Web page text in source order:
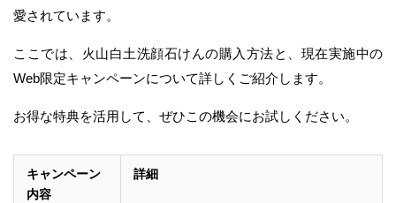
愛されています。
ここでは、火山白土洗顔石けんの購入方法と、現在実施中の
Web限定キャンペーンについて詳しくご紹介します。
お得な特典を活用して、ぜひこの機会にお試しください。
キャンペーン
内容
詳細